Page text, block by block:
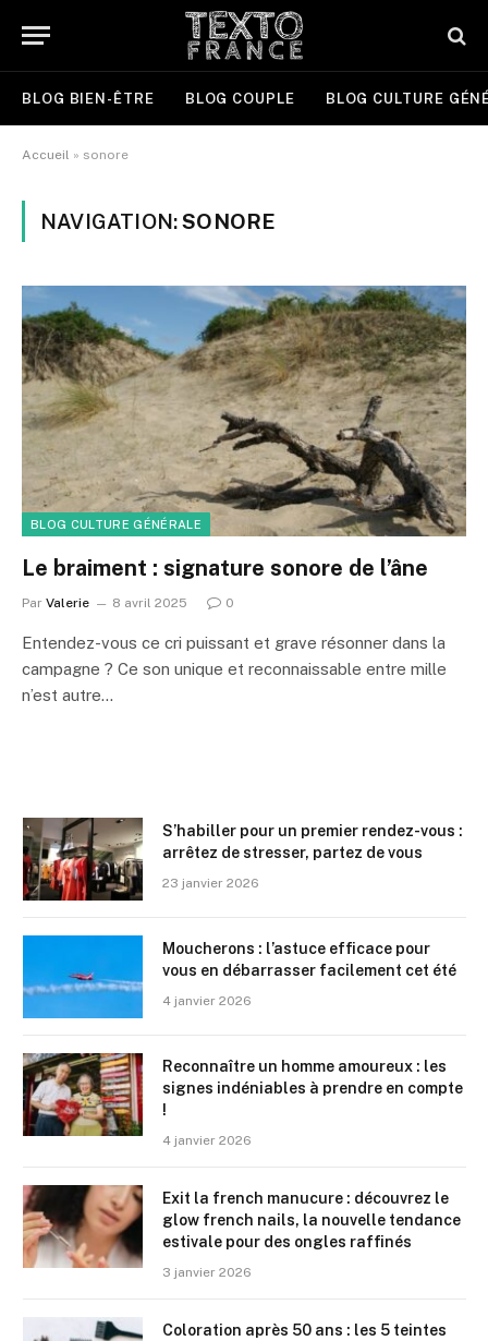
BLOG BIEN-ÊTRE BLOG COUPLE BLOG CULTURE
Accueil » sonore
NAVIGATION:SONORE
BLOG CULTURE GÉNÉRALE
Le braiment : signature sonore de l’âne
Par Valerie 8 avril 2025 0
Entendez-vous ce cri puissant et grave résonner dans la
campagne ? Ce son unique et reconnaissable entre mille
n’est autre…
S’habiller pour un premier rendez-vous :
arrêtez de stresser, partez de vous
23 janvier 2026
Moucherons : l’astuce efficace pour
vous en débarrasser facilement cet été
4 janvier 2026
Reconnaître un homme amoureux : les
signes indéniables à prendre en compte
!
4 janvier 2026
Exit la french manucure : découvrez le
glow french nails, la nouvelle tendance
estivale pour des ongles raffinés
3 janvier 2026
Coloration après 50 ans : les 5 teintes